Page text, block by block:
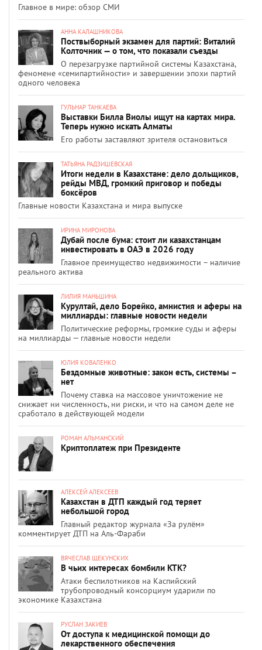
Главное в мире: обзор СМИ
АННА КАЛАШНИКОВА
Поствыборный экзамен для партий: Виталий
Колточник — о том, что показали съезды
О перезагрузке партийной системы Казахстана,
феномене «семипартийности» и завершении эпохи партий
одного человека
ГУЛЬНАР ТАНКАЕВА
Выставки Билла Виолы ищут на картах мира.
Теперь нужно искать Алматы
Его работы заставляют зрителя остановиться
ТАТЬЯНА РАДЗИШЕВСКАЯ
Итоги недели в Казахстане: дело дольщиков,
рейды МВД, громкий приговор и победы
боксёров
Главные новости Казахстана и мира выпуске
ИРИНА МИРОНОВА
Дубай после бума: стоит ли казахстанцам
инвестировать в ОАЭ в 2026 году
Главное преимущество недвижимости – наличие
реального актива
ЛИЛИЯ МАНЬШИНА
Курултай, дело Борейко, амнистия и аферы на
миллиарды: главные новости недели
Политические реформы, громкие суды и аферы
на миллиарды — главные новости недели
ЮЛИЯ КОВАЛЕНКО
Бездомные животные: закон есть, системы –
нет
Почему ставка на массовое уничтожение не
снижает ни численность, ни риски, и что на самом деле не
сработало в действующей модели
РОМАН АЛЬМАНСКИЙ
Криптоплатеж при Президенте
АЛЕКСЕЙ АЛЕКСЕЕВ
Казахстан в ДТП каждый год теряет
небольшой город
Главный редактор журнала «За рулём»
комментирует ДТП на Аль-Фараби
ВЯЧЕСЛАВ ЩЕКУНСКИХ
В чьих интересах бомбили КТК?
Атаки беспилотников на Каспийский
трубопроводный консорциум ударили по
экономике Казахстана
РУСЛАН ЗАКИЕВ
От доступа к медицинской помощи до
лекарственного обеспечения